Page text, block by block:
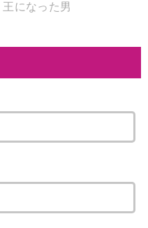
王になった男